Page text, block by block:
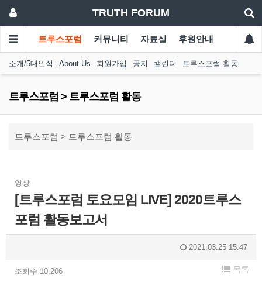
TRUTH FORUM
트루스포럼 커뮤니티 자료실 후원안내
소개/5대인식 About Us 회원가입 공지 캘린더 트루스포럼 활동
트루스포럼 > 트루스포럼 활동
트루스포럼 > 트루스포럼 활동
영상
[트루스포럼 토요모임 LIVE] 2020트루스
포럼 활동보고서
2021.03.25 15:47
조회수 10,206 목록